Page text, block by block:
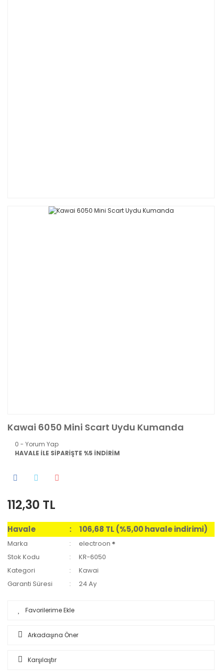
Kawai 6050 Mini Scart Uydu Kumanda
0 - Yorum Yap
HAVALE İLE SİPARİŞTE %5 İNDİRİM
112,30 TL
Havale 106,68 TL (%5,00 havale indirimi)
Marka
electroon ®
Stok Kodu
KR-6050
Kategori
Kawai
Garanti Süresi
24 Ay
Arkadaşına Öner
Karşılaştır